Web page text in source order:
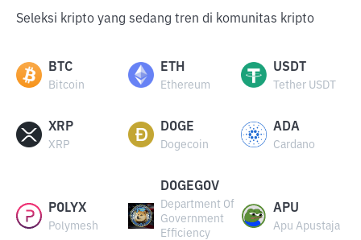
Seleksi kripto yang sedang tren di komunitas kripto
BTC
Bitcoin
ETH
Ethereum
USDT
Tether USDT
XRP
XRP
DOGE
Dogecoin
ADA
Cardano
POLYX
Polymesh
DOGEGOV
Department Of
Government
Efficiency
APU
Apu Apustaja